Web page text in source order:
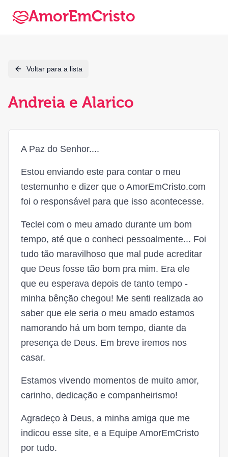
AmorEmCristo
Voltar para a lista
Andreia e Alarico
A Paz do Senhor....
Estou enviando este para contar o meu
testemunho e dizer que o AmorEmCristo.com
foi o responsável para que isso acontecesse.
Teclei com o meu amado durante um bom
tempo, até que o conheci pessoalmente... Foi
tudo tão maravilhoso que mal pude acreditar
que Deus fosse tão bom pra mim. Era ele
que eu esperava depois de tanto tempo -
minha bênção chegou! Me senti realizada ao
saber que ele seria o meu amado estamos
namorando há um bom tempo, diante da
presença de Deus. Em breve iremos nos
casar.
Estamos vivendo momentos de muito amor,
carinho, dedicação e companheirismo!
Agradeço à Deus, a minha amiga que me
indicou esse site, e a Equipe AmorEmCristo
por tudo.